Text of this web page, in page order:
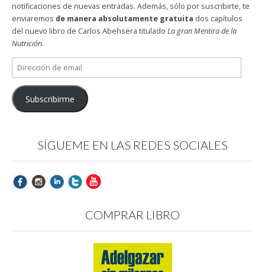
notificaciones de nuevas entradas. Además, sólo por suscribirte, te
enviaremos de manera absolutamente gratuita dos capítulos
del nuevo libro de Carlos Abehsera titulado La gran Mentira de la
Nutrición.
Dirección
de
email
Subscribirme
SÍGUEME EN LAS REDES SOCIALES
COMPRAR LIBRO